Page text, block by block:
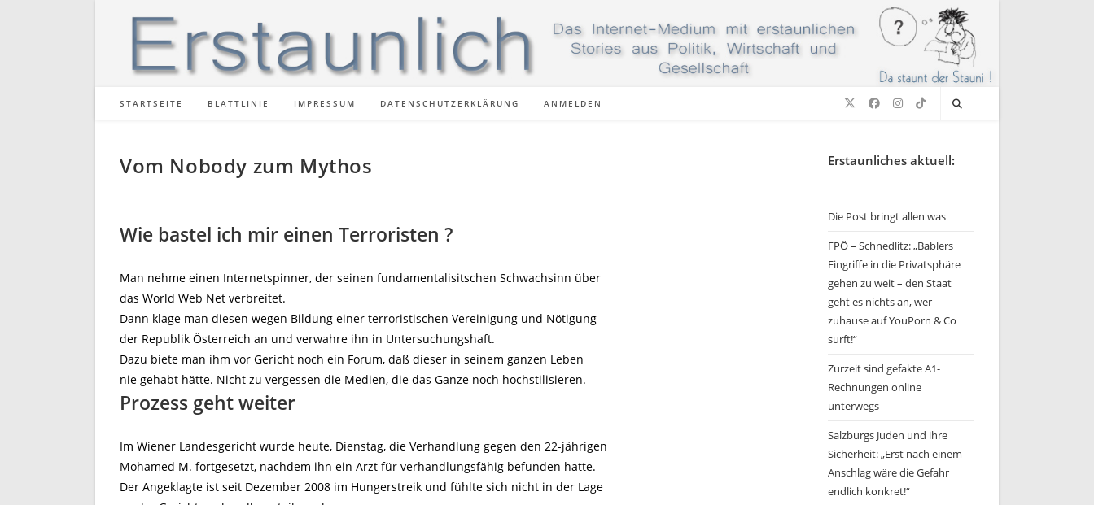
STARTSEITE BLATTLINIE IMPRESSUM DATENSCHUTZERKLÄRUNG ANMELDEN
Vom Nobody zum Mythos
Wie bastel ich mir einen Terroristen ?
Man nehme einen Internetspinner, der seinen fundamentalisitschen Schwachsinn über
das World Web Net verbreitet.
Dann klage man diesen wegen Bildung einer terroristischen Vereinigung und Nötigung
der Republik Österreich an und verwahre ihn in Untersuchungshaft.
Dazu biete man ihm vor Gericht noch ein Forum, daß dieser in seinem ganzen Leben
nie gehabt hätte. Nicht zu vergessen die Medien, die das Ganze noch hochstilisieren.
Prozess geht weiter
Im Wiener Landesgericht wurde heute, Dienstag, die Verhandlung gegen den 22-jährigen
Mohamed M. fortgesetzt, nachdem ihn ein Arzt für verhandlungsfähig befunden hatte.
Der Angeklagte ist seit Dezember 2008 im Hungerstreik und fühlte sich nicht in der Lage
Erstaunliches aktuell:
Die Post bringt allen was
FPÖ – Schnedlitz: „Bablers
Eingriffe in die Privatsphäre
gehen zu weit – den Staat
geht es nichts an, wer
zuhause auf YouPorn & Co
surft!“
Zurzeit sind gefakte A1-
Rechnungen online
unterwegs
Salzburgs Juden und ihre
Sicherheit: „Erst nach einem
Anschlag wäre die Gefahr
endlich konkret!“